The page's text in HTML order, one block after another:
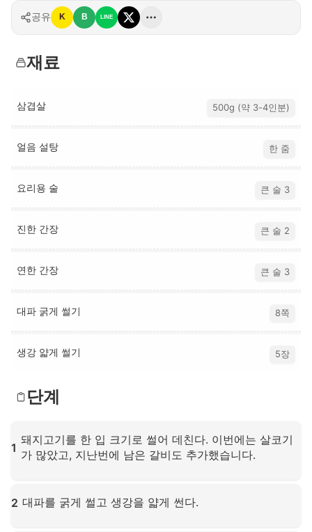
공유 K B LINE
재료
삼겹살 500g (약 3-4인분)
얼음 설탕 한 줌
요리용 술 큰 술 3
진한 간장 큰 술 2
연한 간장 큰 술 3
대파 굵게 썰기 8쪽
생강 얇게 썰기 5장
단계
1
돼지고기를 한 입 크기로 썰어 데친다. 이번에는 살코기
가 많았고, 지난번에 남은 갈비도 추가했습니다.
2 대파를 굵게 썰고 생강을 얇게 썬다.